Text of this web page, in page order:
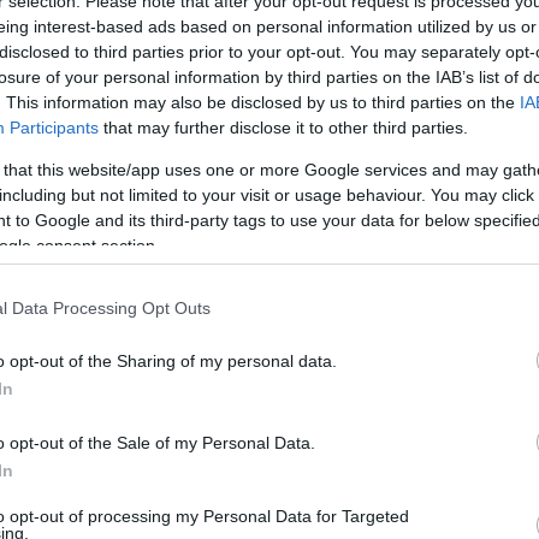
interest-based ads based on personal information utilized by us
to third parties prior to your opt-out. You may separately
of your personal information by third parties on the IAB’s list of
This information may also be disclosed by us to third parties on the
Participants that may further disclose it to other third parties.
that this website/app uses one or more Google services and may
but not limited to your visit or usage behaviour. You may
to Google and its third-party tags to use your data for below
consent section.
Data Processing Opt Outs
opt-out of the Sharing of my personal data.
opt-out of the Sale of my Personal Data.
opt-out of processing my Personal Data for Targeted
az izületi fájdalmakra?
idegen szóval reumának hívjuk. Ez sokféle okból, és
be, ezért nem egyetlen betegségről beszélünk,
csoportjáról. Ahhoz, hogy gyógyvizes kezeléssel enyhíteni
a tüneteit, meg kell értenünk, hogy…
tud